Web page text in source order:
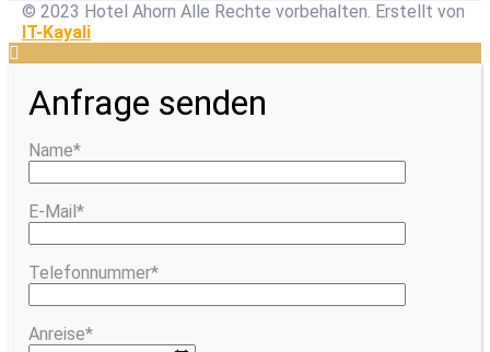
© 2023 Hotel Ahorn Alle Rechte vorbehalten. Erstellt von
IT-Kayali
Anfrage senden
Name*
E-Mail*
Telefonnummer*
Anreise*